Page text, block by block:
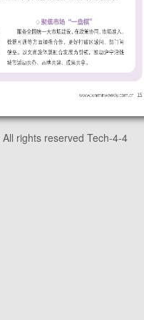
All rights reserved Tech-4-4